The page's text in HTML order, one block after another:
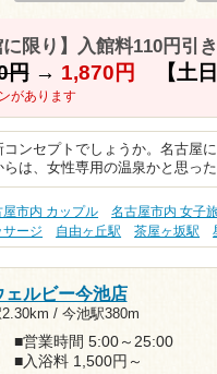
に限り】入館料110円引
円→ 1,870円 【土
があります
ンセプトでしょうか。名古屋
は、女性専用の温泉かと思っ
屋市内 カップル
名古屋市内 女子
ージ
自由ヶ丘駅 茶屋ヶ坂駅
ルビー今池店
/ 今池駅380m
■営業時間 5:00～25:00
■入浴料 1,500円～